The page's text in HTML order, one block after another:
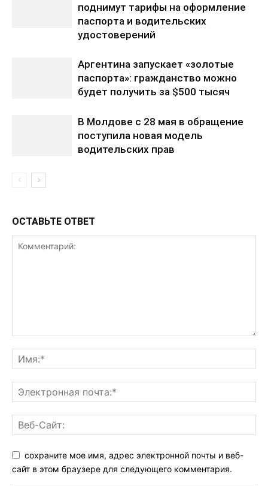
поднимут тарифы на оформление
паспорта и водительских
удостоверений
Аргентина запускает «золотые
паспорта»: гражданство можно
будет получить за $500 тысяч
В Молдове с 28 мая в обращение
поступила новая модель
водительских прав
ОСТАВЬТЕ ОТВЕТ
сохраните мое имя, адрес электронной почты и веб-
сайт в этом браузере для следующего комментария.